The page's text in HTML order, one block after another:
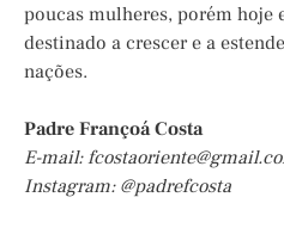
poucas mulheres, porém hoje
destinado a crescer e a
nações.
Padre Françoá Costa
E-mail:
Instagram: @padrefcosta